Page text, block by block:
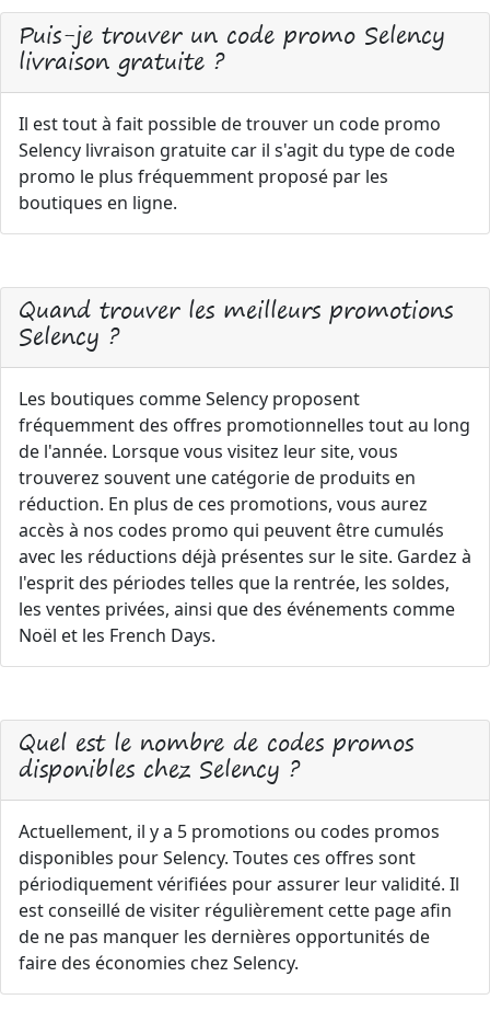
Puis-je trouver un code promo Selency
livraison gratuite ?
Il est tout à fait possible de trouver un code promo
Selency livraison gratuite car il s'agit du type de code
promo le plus fréquemment proposé par les
boutiques en ligne.
Quand trouver les meilleurs promotions
Selency ?
Les boutiques comme Selency proposent
fréquemment des offres promotionnelles tout au long
de l'année. Lorsque vous visitez leur site, vous
trouverez souvent une catégorie de produits en
réduction. En plus de ces promotions, vous aurez
accès à nos codes promo qui peuvent être cumulés
avec les réductions déjà présentes sur le site. Gardez à
l'esprit des périodes telles que la rentrée, les soldes,
les ventes privées, ainsi que des événements comme
Noël et les French Days.
Quel est le nombre de codes promos
disponibles chez Selency ?
Actuellement, il y a 5 promotions ou codes promos
disponibles pour Selency. Toutes ces offres sont
périodiquement vérifiées pour assurer leur validité. Il
est conseillé de visiter régulièrement cette page afin
de ne pas manquer les dernières opportunités de
faire des économies chez Selency.